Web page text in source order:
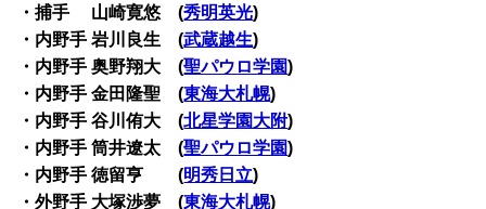
・捕手 山崎寛悠 (秀明英光)
・内野手 岩川良生 (武蔵越生)
・内野手 奥野翔大 (聖パウロ学園)
・内野手 金田隆聖 (東海大札幌)
・内野手 谷川侑大 (北星学園大附)
・内野手 筒井遼太 (聖パウロ学園)
・内野手 徳留亨 (明秀日立)
・外野手 大塚渉夢 (東海大札幌)